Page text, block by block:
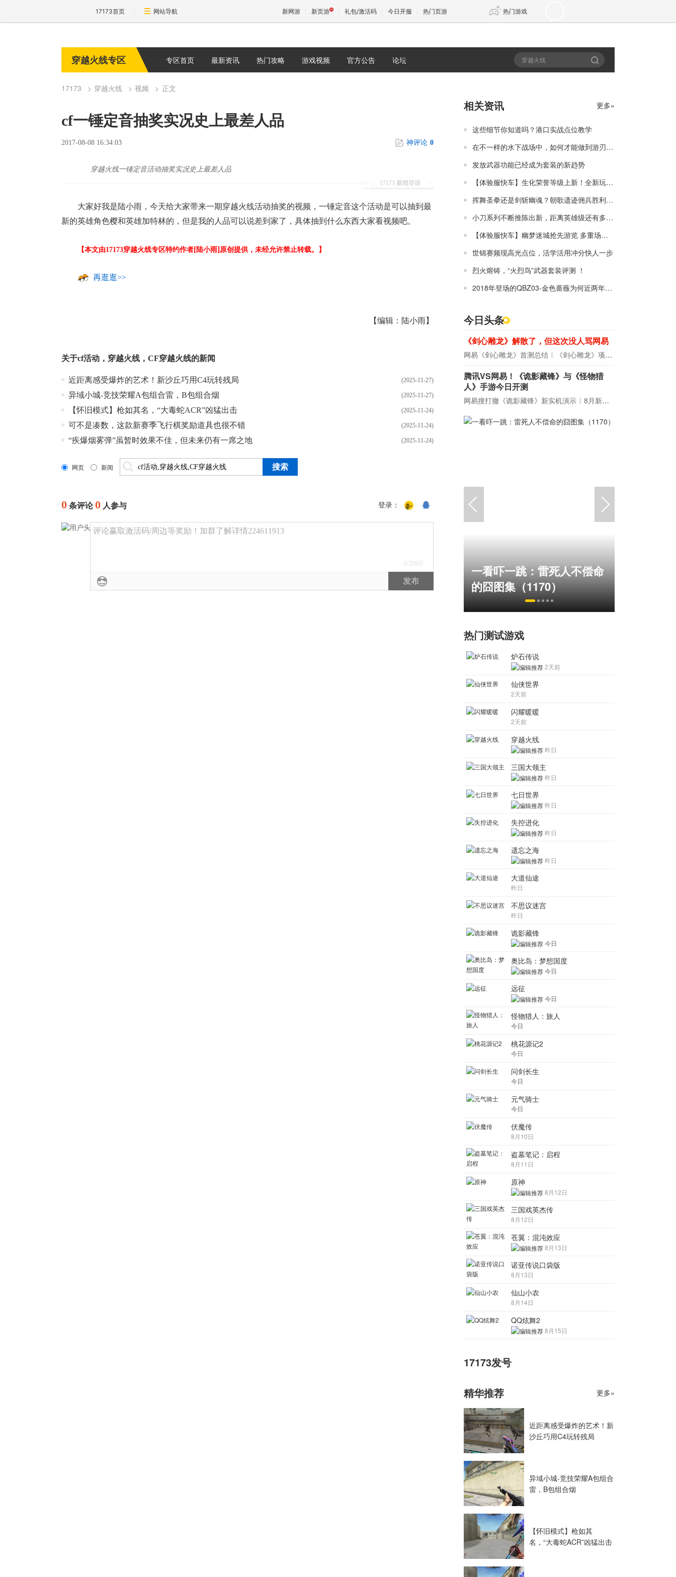
17173首页 网站导航 新网游 新页游 礼包/激活码 今日开服 热门页游 热门游戏
传奇4
穿越火线专区 专区首页 最新资讯 热门攻略 游戏视频 官方公告 论坛
17173 穿越火线 视频 正文
cf一锤定音抽奖实况史上最差人品
2017-08-08 16:34:03 神评论 0
17173 新闻导语
穿越火线一锤定音活动抽奖实况史上最差人品
大家好我是陆小雨，今天给大家带来一期穿越火线活动抽奖的视频，一锤定音这个活动是可以抽到最
新的英雄角色樱和英雄加特林的，但是我的人品可以说差到家了，具体抽到什么东西大家看视频吧。
【本文由17173穿越火线专区特约作者[陆小雨]原创提供，未经允许禁止转载。】
再逛逛>>
【编辑：陆小雨】
关于cf活动 ， 穿越火线 ， CF穿越火线的新闻
(2025-11-27)
近距离感受爆炸的艺术！新沙丘巧用C4玩转残局
(2025-11-27)
异域小城-竞技荣耀A包组合雷，B包组合烟
(2025-11-24)
【怀旧模式】枪如其名，“大毒蛇ACR”凶猛出击
(2025-11-24)
可不是凑数，这款新赛季飞行棋奖励道具也很不错
(2025-11-24)
“疾爆烟雾弹”虽暂时效果不佳，但未来仍有一席之地
网页 新闻
0 条评论0 人参与 登录：
评论赢取激活码/周边等奖励！加群了解详情224611913
0 /2000
发布
相关资讯 更多»
这些细节你知道吗？港口实战点位教学
在不一样的水下战场中，如何才能做到游刃有余
发放武器功能已经成为套装的新趋势
【体验服快车】生化荣誉等级上新！全新玩法讲解
挥舞圣拳还是剑斩幽魂？朝歌遗迹佣兵胜利法典
小刀系列不断推陈出新，距离英雄级还有多远？
【体验服快车】幽梦迷城抢先游览 多重场景打造新玩法
世锦赛频现高光点位，活学活用冲分快人一步
烈火熔铸，“火烈鸟”武器套装评测 ！
2018年登场的QBZ03-金色蔷薇为何近两年才逐渐热门起来？
今日头条
《剑心雕龙》解散了，但这次没人骂网易
网易《剑心雕龙》首测总结 《剑心雕龙》项目宣布解散
腾讯VS网易！《诡影藏锋》与《怪物猎
人》手游今日开测
网易搜打撤《诡影藏锋》新实机演示 8月新游前瞻：《诡秘之主》领衔
17周年庆典 争霸赛大区火
爆开启
一看吓一跳：雷死人不偿命
的囧图集（1170）
热门测试游戏
炉石传说
2天前
仙侠世界
2天前
闪耀暖暖
2天前
穿越火线
昨日
三国大领主
昨日
七日世界
昨日
失控进化
昨日
遗忘之海
昨日
大道仙途
昨日
不思议迷宫
昨日
诡影藏锋
今日
奥比岛：梦想国度
今日
远征
今日
怪物猎人：旅人
今日
桃花源记2
今日
问剑长生
今日
元气骑士
今日
伏魔传
8月10日
盗墓笔记：启程
8月11日
原神
8月12日
三国戏英杰传
8月12日
苍翼：混沌效应
8月13日
诺亚传说口袋版
8月13日
仙山小农
8月14日
QQ炫舞2
8月15日
17173发号
精华推荐 更多»
近距离感受爆炸的艺术！新
沙丘巧用C4玩转残局
异域小城-竞技荣耀A包组合
雷，B包组合烟
【怀旧模式】枪如其
名，“大毒蛇ACR”凶猛出击